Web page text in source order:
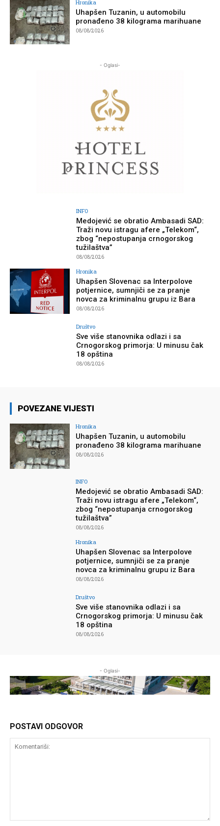
Hronika
Uhapšen Tuzanin, u automobilu
pronađeno 38 kilograma marihuane
08/08/2026
- Oglasi-
INFO
Medojević se obratio Ambasadi SAD:
Traži novu istragu afere „Telekom“,
zbog “nepostupanja crnogorskog
tužilaštva”
08/08/2026
Hronika
Uhapšen Slovenac sa Interpolove
potjernice, sumnjiči se za pranje
novca za kriminalnu grupu iz Bara
08/08/2026
Društvo
Sve više stanovnika odlazi i sa
Crnogorskog primorja: U minusu čak
18 opština
08/08/2026
POVEZANE VIJESTI
Hronika
Uhapšen Tuzanin, u automobilu
pronađeno 38 kilograma marihuane
08/08/2026
INFO
Medojević se obratio Ambasadi SAD:
Traži novu istragu afere „Telekom“,
zbog “nepostupanja crnogorskog
tužilaštva”
08/08/2026
Hronika
Uhapšen Slovenac sa Interpolove
potjernice, sumnjiči se za pranje
novca za kriminalnu grupu iz Bara
08/08/2026
Društvo
Sve više stanovnika odlazi i sa
Crnogorskog primorja: U minusu čak
18 opština
08/08/2026
- Oglasi-
POSTAVI ODGOVOR